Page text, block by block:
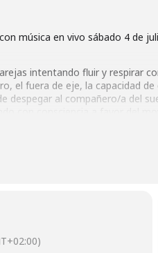
música en vivo sábado 4 de
intentando fluir y respirar
el fuera de eje, la capacidad
despegar al compañero/a del
con Daniel